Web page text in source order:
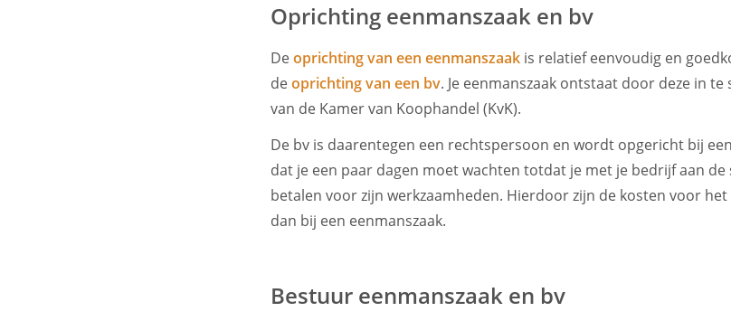
Oprichting eenmanszaak en bv
Deoprichting van een eenmanszaak is relatief eenvoudig en
deoprichting van een bv. Je eenmanszaak ontstaat door deze in
van de Kamer van Koophandel (KvK).
De bv is daarentegen een rechtspersoon en wordt opgericht bij
dat je een paar dagen moet wachten totdat je met je bedrijf aan
betalen voor zijn werkzaamheden. Hierdoor zijn de kosten voor
dan bij een eenmanszaak.
Bestuur eenmanszaak en bv